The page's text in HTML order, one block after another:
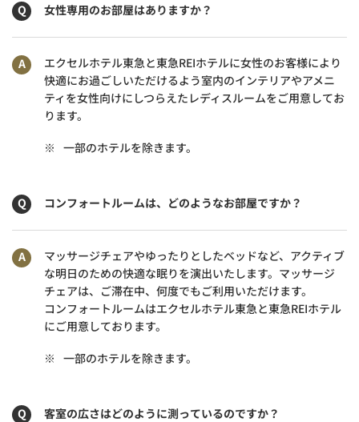
女性専用のお部屋はありますか？
エクセルホテル東急と東急REIホテルに女性のお客様により
快適にお過ごしいただけるよう室内のインテリアやアメニ
ティを女性向けにしつらえたレディスルームをご用意してお
ります。
※ 一部のホテルを除きます。
コンフォートルームは、どのようなお部屋ですか？
マッサージチェアやゆったりとしたベッドなど、アクティブ
な明日のための快適な眠りを演出いたします。マッサージ
チェアは、ご滞在中、何度でもご利用いただけます。
コンフォートルームはエクセルホテル東急と東急REIホテル
にご用意しております。
※ 一部のホテルを除きます。
客室の広さはどのように測っているのですか？